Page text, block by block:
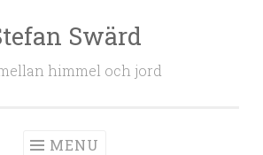
Swärd
himmel och jord
MENU